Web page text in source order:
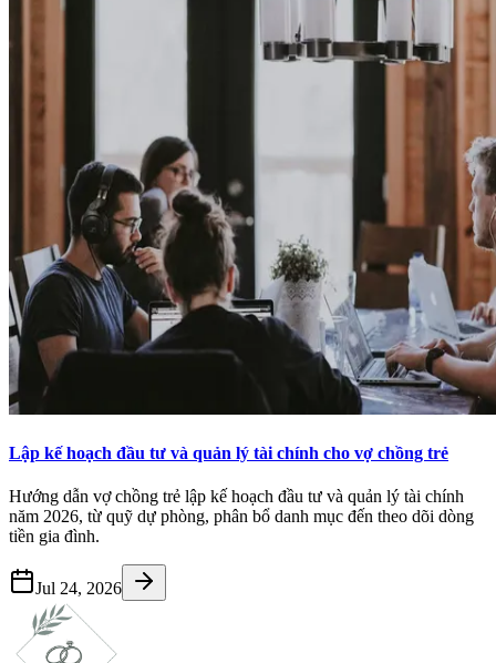
Lập kế hoạch đầu tư và quản lý tài chính cho vợ chồng trẻ
Hướng dẫn vợ chồng trẻ lập kế hoạch đầu tư và quản lý tài chính
năm 2026, từ quỹ dự phòng, phân bổ danh mục đến theo dõi dòng
tiền gia đình.
Jul 24, 2026